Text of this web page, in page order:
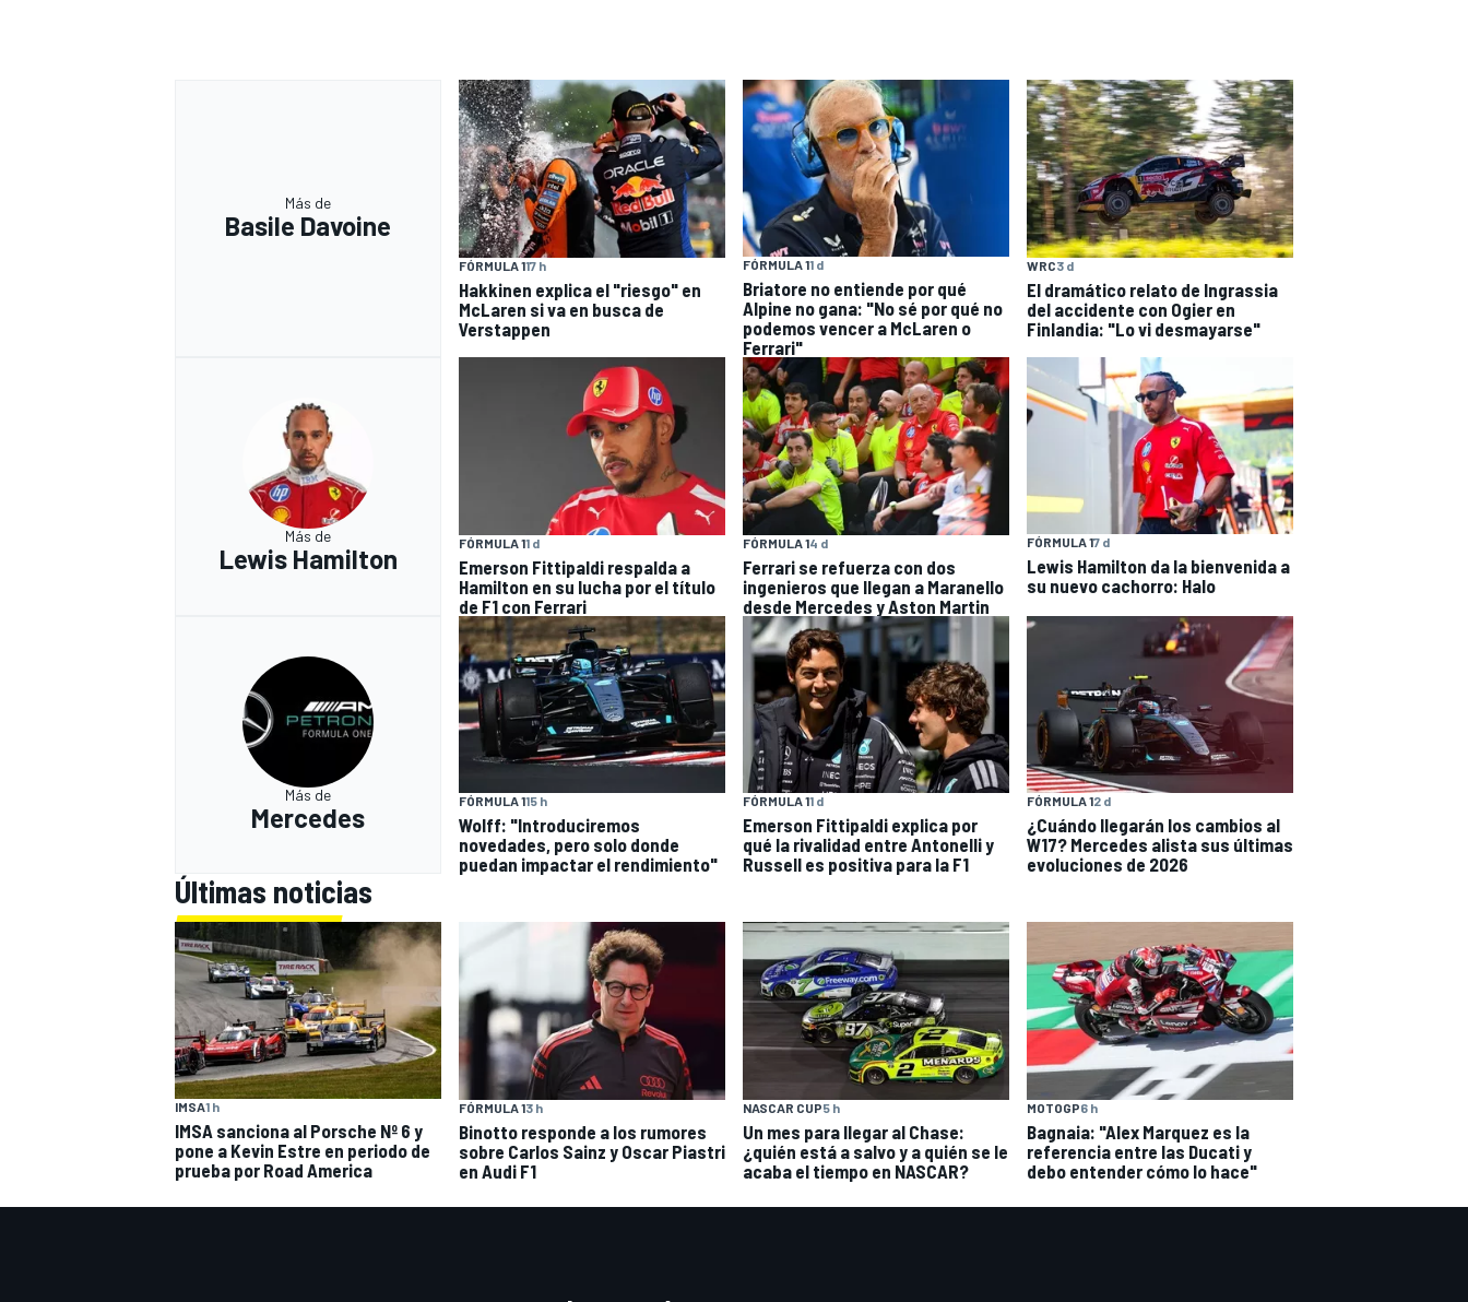
Más de
Basile Davoine
FÓRMULA 117 h
Hakkinen explica el "riesgo" en
McLaren si va en busca de
Verstappen
FÓRMULA 11 d
Briatore no entiende por qué
Alpine no gana: "No sé por qué no
podemos vencer a McLaren o
Ferrari"
WRC3 d
El dramático relato de Ingrassia
del accidente con Ogier en
Finlandia: "Lo vi desmayarse"
Más de
Lewis Hamilton
FÓRMULA 11 d
Emerson Fittipaldi respalda a
Hamilton en su lucha por el título
de F1 con Ferrari
FÓRMULA 14 d
Ferrari se refuerza con dos
ingenieros que llegan a Maranello
desde Mercedes y Aston Martin
FÓRMULA 17 d
Lewis Hamilton da la bienvenida a
su nuevo cachorro: Halo
Más de
Mercedes
FÓRMULA 115 h
Wolff: "Introduciremos
novedades, pero solo donde
puedan impactar el rendimiento"
FÓRMULA 11 d
Emerson Fittipaldi explica por
qué la rivalidad entre Antonelli y
Russell es positiva para la F1
FÓRMULA 12 d
¿Cuándo llegarán los cambios al
W17? Mercedes alista sus últimas
evoluciones de 2026
Últimas noticias
IMSA1 h
IMSA sanciona al Porsche Nº 6 y
pone a Kevin Estre en periodo de
prueba por Road America
FÓRMULA 13 h
Binotto responde a los rumores
sobre Carlos Sainz y Oscar Piastri
en Audi F1
NASCAR CUP5 h
Un mes para llegar al Chase:
¿quién está a salvo y a quién se le
acaba el tiempo en NASCAR?
MOTOGP6 h
Bagnaia: "Alex Marquez es la
referencia entre las Ducati y
debo entender cómo lo hace"